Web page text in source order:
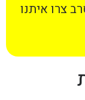
צרו איתנו